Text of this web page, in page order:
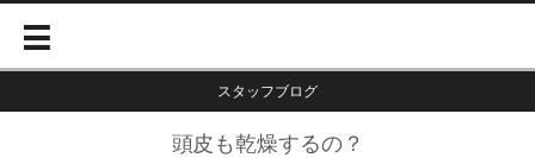
スタッフブログ
頭皮も乾燥するの？